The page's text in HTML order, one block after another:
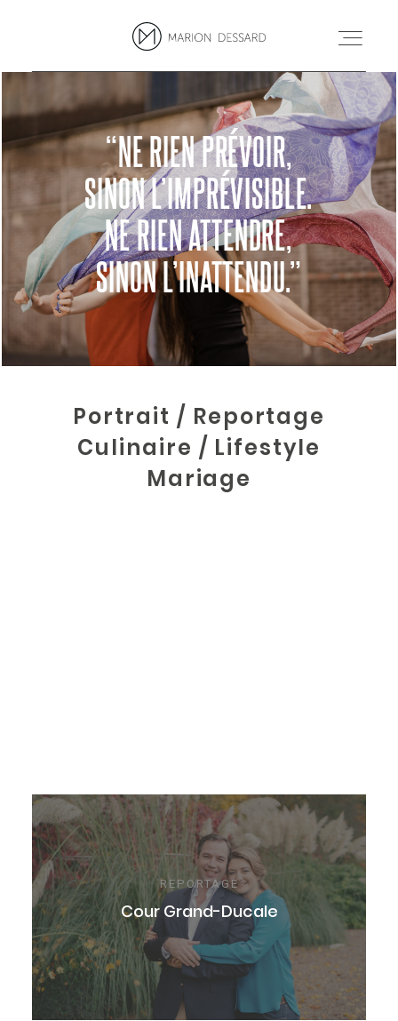
PROJETS
BLOG
MARION
CONTACT
“NE RIEN PRÉVOIR,
SINON L’IMPRÉVISIBLE.
NE RIEN ATTENDRE,
SINON L’INATTENDU.”
Portrait / Reportage
Culinaire / Lifestyle
Mariage
REPORTAGE
Cour Grand-Ducale